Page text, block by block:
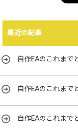
最近の記事
自作EAのこれまで
自作EAのこれまで
自作EAのこれまで